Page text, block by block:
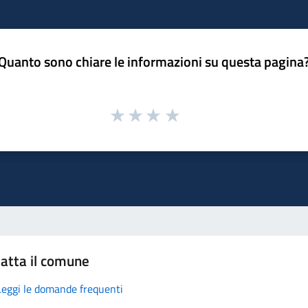
sono chiare le informazioni su questa
il comune
le domande frequenti